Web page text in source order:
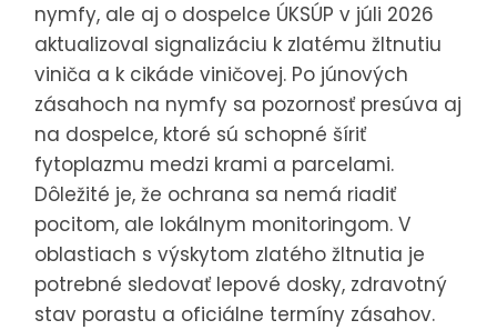
nymfy, ale aj o dospelce ÚKSÚP v júli 2026
aktualizoval signalizáciu k zlatému žltnutiu
viniča a k cikáde viničovej. Po júnových
zásahoch na nymfy sa pozornosť presúva aj
na dospelce, ktoré sú schopné šíriť
fytoplazmu medzi krami a parcelami.
Dôležité je, že ochrana sa nemá riadiť
pocitom, ale lokálnym monitoringom. V
oblastiach s výskytom zlatého žltnutia je
potrebné sledovať lepové dosky, zdravotný
stav porastu a oficiálne termíny zásahov.